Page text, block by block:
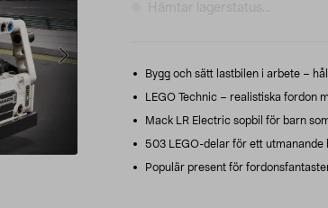
Hämtar lagerstatus...
Bygg och sätt lastbilen i arbete –
LEGO Technic – realistiska fordon
Mack LR Electric sopbil för barn
503 LEGO-delar för ett utmanande
Populär present för